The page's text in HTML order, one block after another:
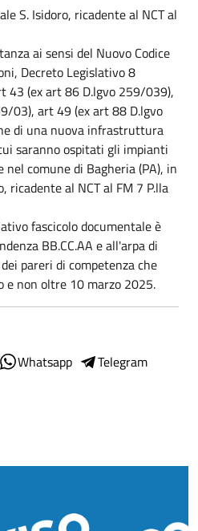
S. Isidoro, ricadente al NCT al
ai sensi del Nuovo Codice
Decreto Legislativo 8
43 (ex art 86 D.lgvo 259/039),
03), art 49 (ex art 88 D.lgvo
di una nuova infrastruttura
saranno ospitati gli impianti
nel comune di Bagheria (PA), in
ricadente al NCT al FM 7 P.lla
fascicolo documentale è
BB.CC.AA e all'arpa di
pareri di competenza che
e non oltre 10 marzo 2025.
Whatsapp
Telegram